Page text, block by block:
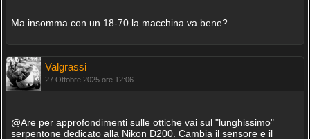
Ma insomma con un 18-70 la macchina va bene?
Valgrassi
27 Ottobre 2025 ore 12:06
@Are per approfondimenti sulle ottiche vai sul "lunghissimo"
serpentone dedicato alla Nikon D200. Cambia il sensore e il